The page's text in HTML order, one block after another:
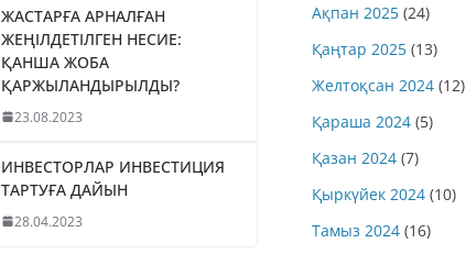
ЖАСТАРҒА АРНАЛҒАН
ЖЕҢІЛДЕТІЛГЕН НЕСИЕ:
ҚАНША ЖОБА
ҚАРЖЫЛАНДЫРЫЛДЫ?
23.08.2023
ИНВЕСТОРЛАР ИНВЕСТИЦИЯ
ТАРТУҒА ДАЙЫН
28.04.2023
Ақпан 2025 (24)
Қаңтар 2025 (13)
Желтоқсан 2024 (12)
Қараша 2024 (5)
Қазан 2024 (7)
Қыркүйек 2024 (10)
Тамыз 2024 (16)